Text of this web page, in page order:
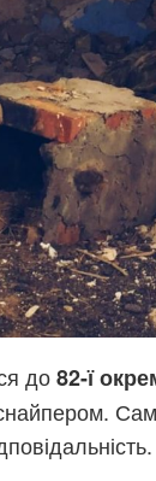
до82-ї